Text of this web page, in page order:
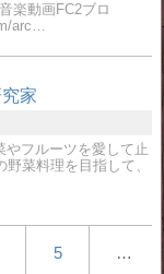
楽動画FC2ブロ
arc…
家
やフルーツを愛して止
菜料理を目指して、
5 …